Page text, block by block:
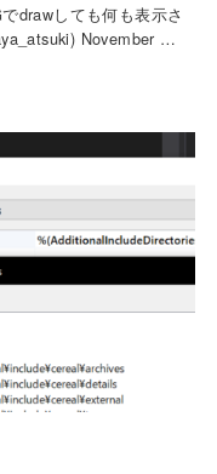
drawしても何も表示さ
November …